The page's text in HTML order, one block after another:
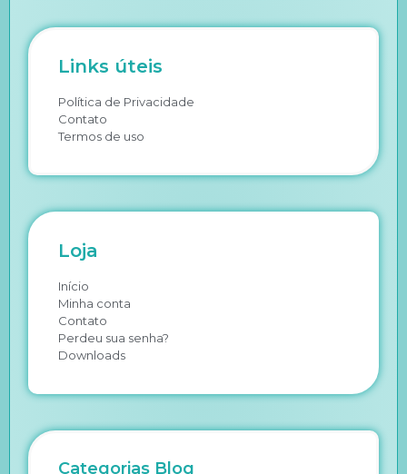
Links úteis
Política de Privacidade
Contato
Termos de uso
Loja
Início
Minha conta
Contato
Perdeu sua senha?
Downloads
Categorias Blog